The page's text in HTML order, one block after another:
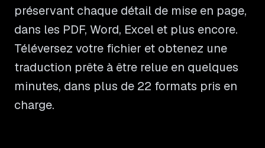
préservant chaque détail de mise en page,
dans les PDF, Word, Excel et plus encore.
Téléversez votre fichier et obtenez une
traduction prête à être relue en quelques
minutes, dans plus de 22 formats pris en
charge.